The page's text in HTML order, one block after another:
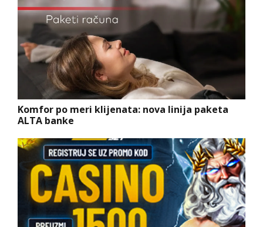
Komfor po meri klijenata: nova linija paketa
ALTA banke